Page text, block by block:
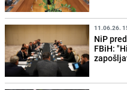
11.06.26.
NiP
FBiH: